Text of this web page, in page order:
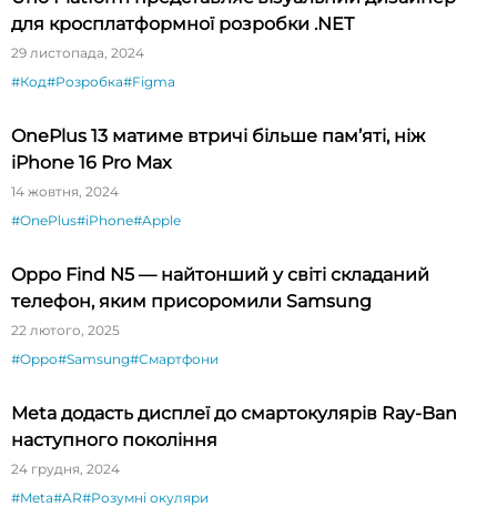
для кросплатформної розробки .NET
29 листопада, 2024
#Код#Розробка#Figma
OnePlus 13 матиме втричі більше пам’яті, ніж
iPhone 16 Pro Max
14 жовтня, 2024
#OnePlus#iPhone#Apple
Oppo Find N5 — найтонший у світі складаний
телефон, яким присоромили Samsung
22 лютого, 2025
#Oppo#Samsung#Смартфони
Meta додасть дисплеї до смартокулярів Ray-Ban
наступного покоління
24 грудня, 2024
#Meta#AR#Розумні окуляри